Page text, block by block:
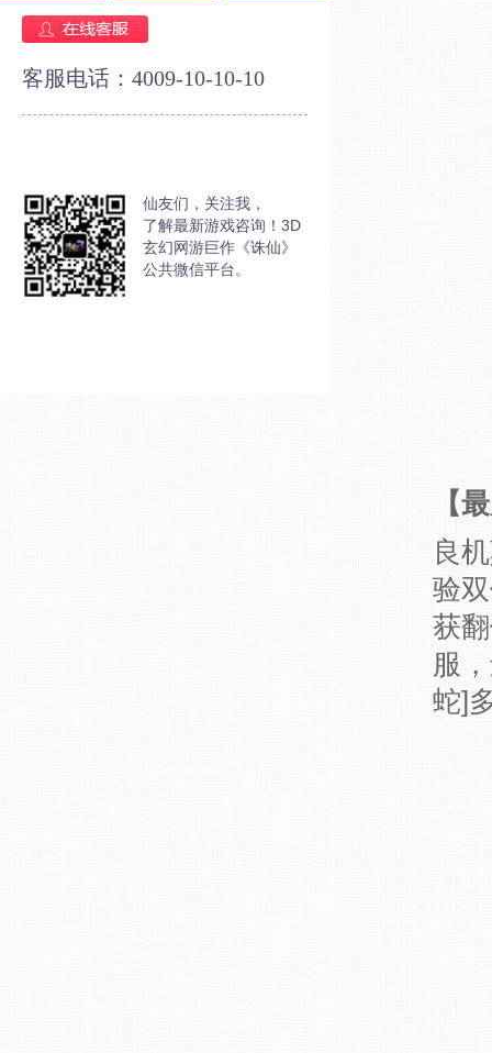
客服电话：4009-10-10-10
仙友们，关注我，
了解最新游戏咨询！3D
玄幻网游巨作《诛仙》
公共微信平台。
【
良
验
获
服
蛇]